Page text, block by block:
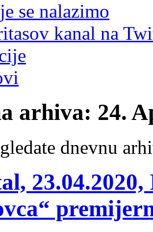
se nalazimo
kanal na
arhiva: 24.
dnevnu